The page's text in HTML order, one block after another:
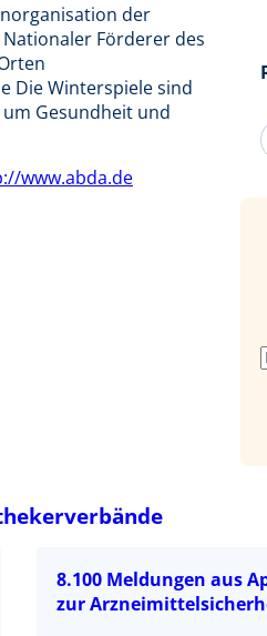
der
Förderer des
Winterspiele sind
Gesundheit und
www.abda.de
8.100 Meldungen aus
zur